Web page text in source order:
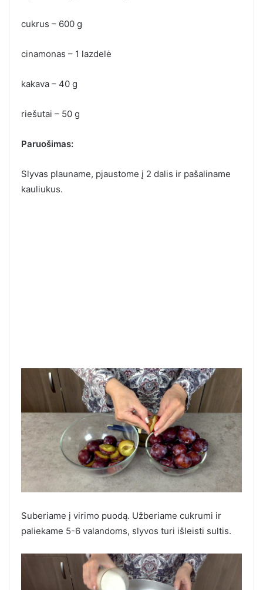
cukrus – 600 g
cinamonas – 1 lazdelė
kakava – 40 g
riešutai – 50 g
Paruošimas:
Slyvas plauname, pjaustome į 2 dalis ir pašaliname
kauliukus.
Suberiame į virimo puodą. Užberiame cukrumi ir
paliekame 5-6 valandoms, slyvos turi išleisti sultis.